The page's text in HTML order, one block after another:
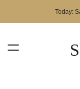
Today: